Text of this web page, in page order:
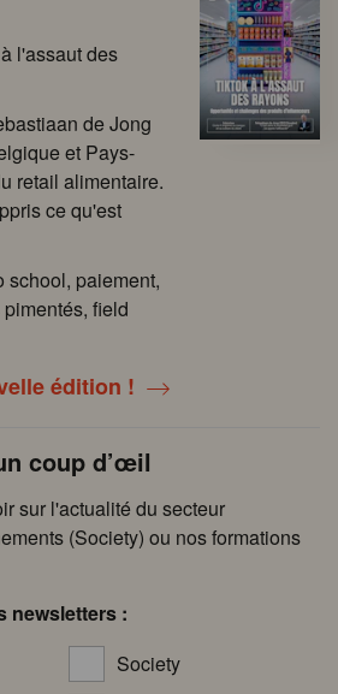
l'assaut des
de Jong
et Pays-
retail alimentaire.
ce qu'est
school, paiement,
field
édition !
coup d’œil
sur l'actualité du secteur
(Society) ou nos formations
newsletters :
Society